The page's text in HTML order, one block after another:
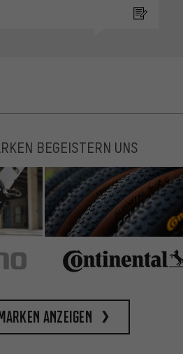
BEGEISTERN UNS
anzeigen